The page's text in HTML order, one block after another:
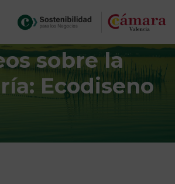
sobre la
Ecodiseno